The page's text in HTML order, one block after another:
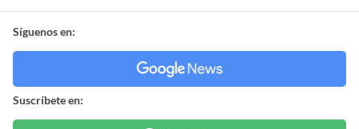
Síguenos en:
Suscríbete en: